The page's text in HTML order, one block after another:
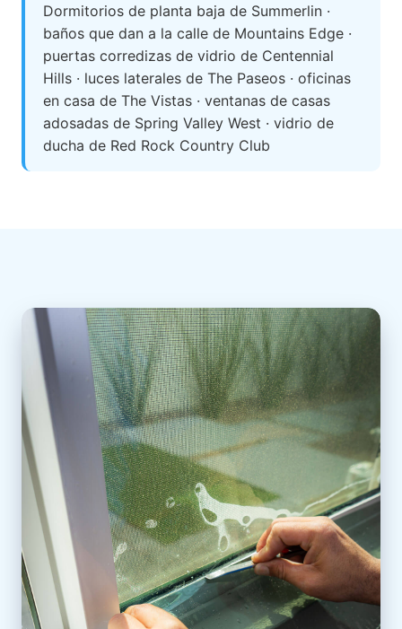
Dormitorios de planta baja de Summerlin ·
baños que dan a la calle de Mountains Edge ·
puertas corredizas de vidrio de Centennial
Hills · luces laterales de The Paseos · oficinas
en casa de The Vistas · ventanas de casas
adosadas de Spring Valley West · vidrio de
ducha de Red Rock Country Club